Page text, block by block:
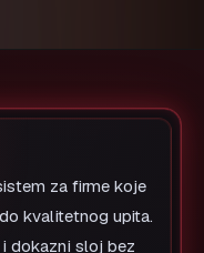
za firme koje
kvalitetnog upita.
dokazni sloj bez